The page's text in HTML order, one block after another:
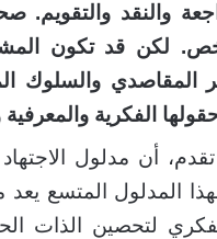
والنقد
لكن قد تكون
المقاصدي
الفكرية والمعرفية
ن مدلول
المدلول المتسع
الفكري لتحصين الذات